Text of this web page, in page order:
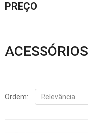
PREÇO
ACESSÓRIOS
Ordem: